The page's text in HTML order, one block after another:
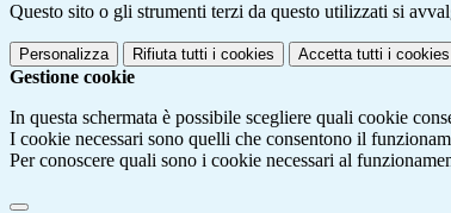
Questo sito o gli strumenti terzi da questo utilizzati si
Personalizza Rifiuta tutti i cookies Accetta tutti i cookies
Gestione cookie
In questa schermata è possibile scegliere quali cookie
I cookie necessari sono quelli che consentono il
Per conoscere quali sono i cookie necessari al